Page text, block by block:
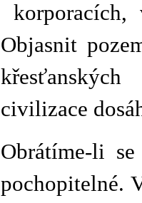
korporacích,
Objasnit
civilizace
Obrátíme-li
pochopitelné.